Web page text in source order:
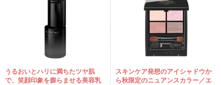
うるおいとハリに満ちたツヤ肌
で、笑顔印象を膨らませる美容乳
スキンケア発想のアイシャドウか
ら秋限定のニュアンスカラー／エ